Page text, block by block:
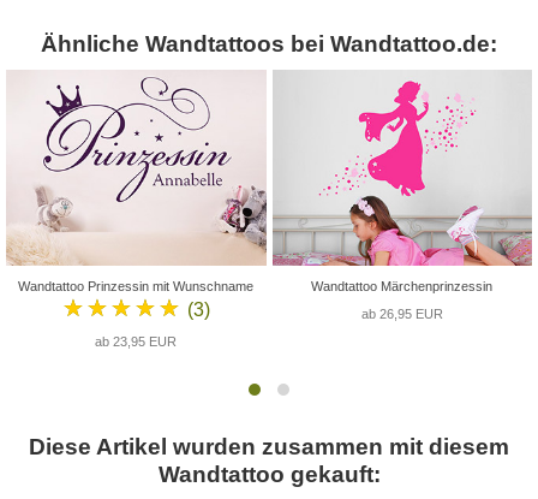
Ähnliche Wandtattoos bei Wandtattoo.de:
Wandtattoo Prinzessin mit Wunschname
★★★★★ (3)
ab 23,95 EUR
Wandtattoo Märchenprinzessin
ab 26,95 EUR
Diese Artikel wurden zusammen mit diesem
Wandtattoo gekauft: